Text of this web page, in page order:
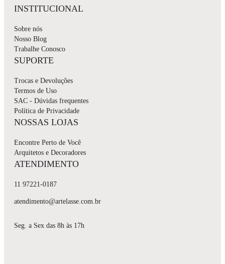
INSTITUCIONAL
Sobre nós
Nosso Blog
Trabalhe Conosco
SUPORTE
Trocas e Devoluções
Termos de Uso
SAC - Dúvidas frequentes
Política de Privacidade
NOSSAS LOJAS
Encontre Perto de Você
Arquitetos e Decoradores
ATENDIMENTO
11 97221-0187
atendimento@artelasse.com.br
Seg. a Sex das 8h às 17h